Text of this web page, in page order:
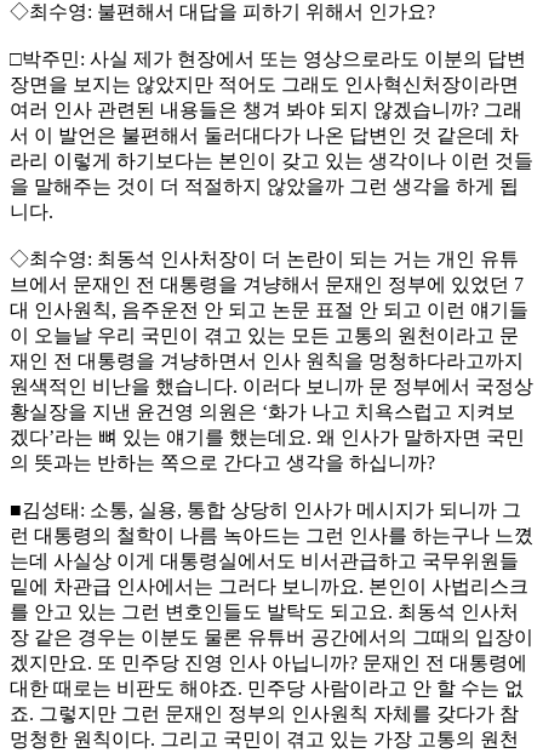
◇최수영: 불편해서 대답을 피하기 위해서 인가요?
□박주민: 사실 제가 현장에서 또는 영상으로라도 이분의 답변
장면을 보지는 않았지만 적어도 그래도 인사혁신처장이라면
여러 인사 관련된 내용들은 챙겨 봐야 되지 않겠습니까? 그래
서 이 발언은 불편해서 둘러대다가 나온 답변인 것 같은데 차
라리 이렇게 하기보다는 본인이 갖고 있는 생각이나 이런 것들
을 말해주는 것이 더 적절하지 않았을까 그런 생각을 하게 됩
니다.
◇최수영: 최동석 인사처장이 더 논란이 되는 거는 개인 유튜
브에서 문재인 전 대통령을 겨냥해서 문재인 정부에 있었던 7
대 인사원칙, 음주운전 안 되고 논문 표절 안 되고 이런 얘기들
이 오늘날 우리 국민이 겪고 있는 모든 고통의 원천이라고 문
재인 전 대통령을 겨냥하면서 인사 원칙을 멍청하다라고까지
원색적인 비난을 했습니다. 이러다 보니까 문 정부에서 국정상
황실장을 지낸 윤건영 의원은 ‘화가 나고 치욕스럽고 지켜보
겠다’라는 뼈 있는 얘기를 했는데요. 왜 인사가 말하자면 국민
의 뜻과는 반하는 쪽으로 간다고 생각을 하십니까?
■김성태: 소통, 실용, 통합 상당히 인사가 메시지가 되니까 그
런 대통령의 철학이 나름 녹아드는 그런 인사를 하는구나 느꼈
는데 사실상 이게 대통령실에서도 비서관급하고 국무위원들
밑에 차관급 인사에서는 그러다 보니까요. 본인이 사법리스크
를 안고 있는 그런 변호인들도 발탁도 되고요. 최동석 인사처
장 같은 경우는 이분도 물론 유튜버 공간에서의 그때의 입장이
겠지만요. 또 민주당 진영 인사 아닙니까? 문재인 전 대통령에
대한 때로는 비판도 해야죠. 민주당 사람이라고 안 할 수는 없
죠. 그렇지만 그런 문재인 정부의 인사원칙 자체를 갖다가 참
멍청한 원칙이다. 그리고 국민이 겪고 있는 가장 고통의 원천